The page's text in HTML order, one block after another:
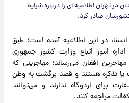
تهران اطلاعیه ای را درباره شرایط
صادر کرد.
در این اطلاعیه آمده است؛ طبق
امور اتباع وزارت کشور جمهوری
افغان می‌رساند؛ مهاجرینی که
یا تذکره هستند و قصد برگشت به وطن
برای اردوگاه ندارند و می‌توانند
مراجعه کنند.